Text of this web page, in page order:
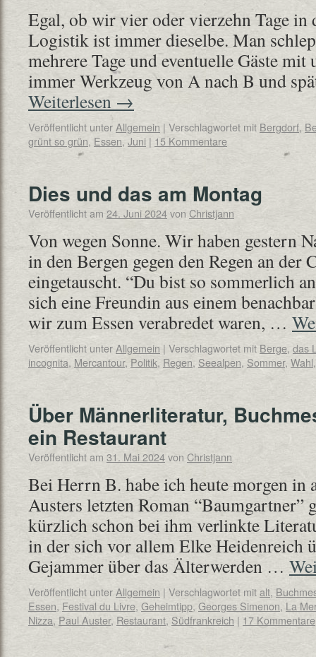
Egal, ob wir vier oder vierzehn Tage in
Logistik ist immer dieselbe. Man
mehrere Tage und eventuelle Gäste
immer Werkzeug von A nach B und
Weiterlesen →
Veröffentlicht unterAllgemein | Verschlagwortet mit Bergdorf,
grünt so grün, Essen, Juni | 15 Kommentare
Dies und das am Montag
Veröffentlicht am 24. Juni 2024von Christjann
Von wegen Sonne. Wir haben gestern
in den Bergen gegen den Regen an der
eingetauscht. “Du bist so sommerlich
sich eine Freundin aus einem
wir zum Essen verabredet waren, …
Veröffentlicht unterAllgemein | Verschlagwortet mit Berge, das
incognita, Mercantour, Politik, Regen, Seealpen, Sommer, Wahl
Über Männerliteratur,
ein Restaurant
Veröffentlicht am 31. Mai 2024von Christjann
Bei Herrn B. habe ich heute morgen in
Austers letzten Roman “Baumgartner”
kürzlich schon bei ihm verlinkte
in der sich vor allem Elke Heidenreich
Gejammer über das Älterwerden …
Veröffentlicht unterAllgemein | Verschlagwortet mitalt,
Essen, Festival du Livre, Geheimtipp, Georges Simenon, La
Nizza, Paul Auster, Restaurant, Südfrankreich | 17 Kommentare